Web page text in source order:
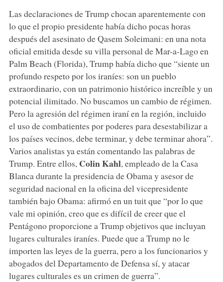
Las declaraciones de Trump chocan aparentemente con
lo que el propio presidente había dicho pocas horas
después del asesinato de Qasem Soleimani: en una nota
oficial emitida desde su villa personal de Mar-a-Lago en
Palm Beach (Florida), Trump había dicho que “siente un
profundo respeto por los iraníes: son un pueblo
extraordinario, con un patrimonio histórico increíble y un
potencial ilimitado. No buscamos un cambio de régimen.
Pero la agresión del régimen iraní en la región, incluido
el uso de combatientes por poderes para desestabilizar a
los países vecinos, debe terminar, y debe terminar ahora”.
Varios analistas ya están comentando las palabras de
Trump. Entre ellos, Colin Kahl, empleado de la Casa
Blanca durante la presidencia de Obama y asesor de
seguridad nacional en la oficina del vicepresidente
también bajo Obama: afirmó en un tuit que “por lo que
vale mi opinión, creo que es difícil de creer que el
Pentágono proporcione a Trump objetivos que incluyan
lugares culturales iraníes. Puede que a Trump no le
importen las leyes de la guerra, pero a los funcionarios y
abogados del Departamento de Defensa sí, y atacar
lugares culturales es un crimen de guerra”.